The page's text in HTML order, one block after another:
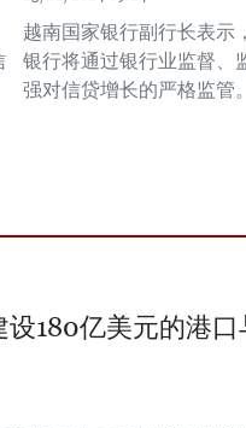
越南国家银行副行长表示
银行将通过银行业监督、
强对信贷增长的严格监管。
180亿美元的港口